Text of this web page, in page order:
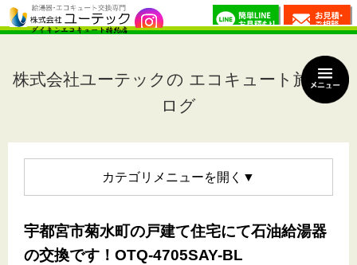
株式会社ユーテックの エコキュート施工ブ
ログ
カテゴリメニュー
宇都宮市菊水町の戸建て住宅にて石油給湯器
の交換です！OTQ-4705SAY-BL